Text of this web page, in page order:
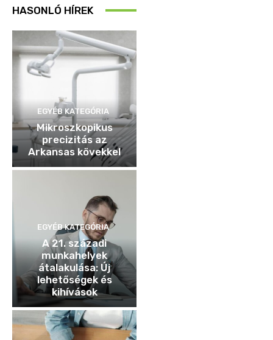
HASONLÓ HÍREK
EGYÉB KATEGÓRIA
Mikroszkopikus
precizitás az
Arkansas kövekkel
EGYÉB KATEGÓRIA
A 21. századi
munkahelyek
átalakulása: Új
lehetőségek és
kihívások